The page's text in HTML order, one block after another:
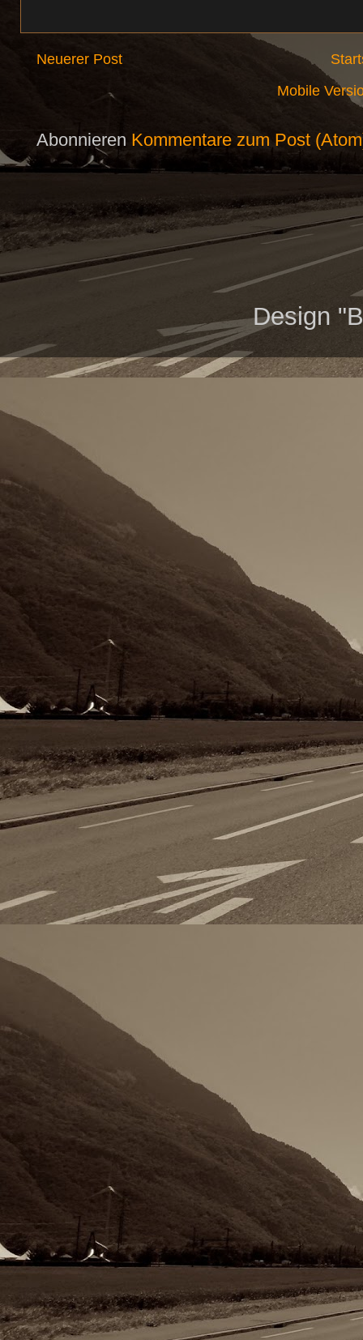
Neuerer Post
Mobile
Abonnieren Kommentare zum Post
Design